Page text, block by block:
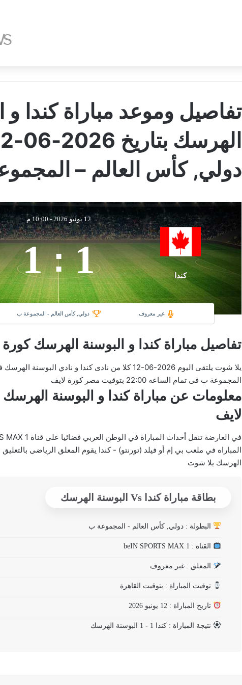
تفاصيل وموعد مباراة كندا و
دولي, كأس العالم –
كندا
12 يونيو 2026 -10:00 م
1
:
1
غير معروف دولي, كأس العالم - المجموعة ب
تفاصيل مباراة كندا و البوسنة الهرسك كورة
يلا شوت يلتقى اليوم 2026-06-12 كلا من نادى كندا و نادي
المجموعة ب فى تمام الساعه 22:00 بتوقيت مصر كورة لايف
لايف
المباراه في ملعب بي إم أو فيلد (تورنتو) - كندا يقوم المعلق الرياضى بالتعليق
الهرسك يلا شوت
بطاقة مباراة كندا Vs البوسنة الهرسك
البطولة : دولي, كأس العالم - المجموعة ب
القناة : beIN SPORTS MAX 1
المعلق : غير معروف
توقيت المباراة : بتوقيت القاهرة
تاريخ المباراة : 12 يونيو 2026
نتيجة المباراة : كندا 1 - 1 البوسنة الهرسك